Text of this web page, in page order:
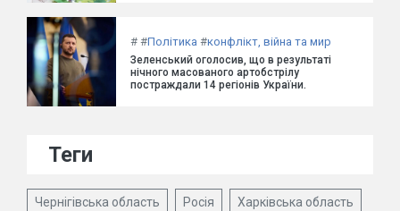
# #Політика #конфлікт, війна та мир
Зеленський оголосив, що в результаті
нічного масованого артобстрілу
постраждали 14 регіонів України.
Теги
Чернігівська область Росія Харківська область